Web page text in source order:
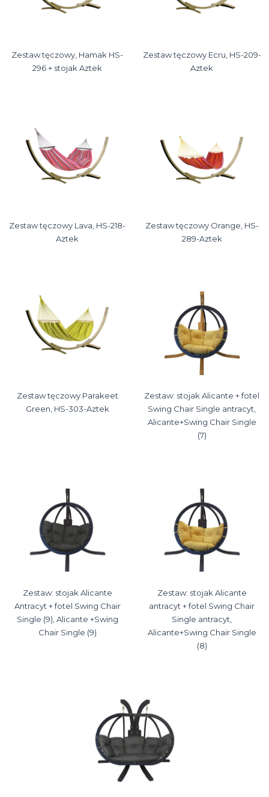
Zestaw tęczowy, Hamak HS-
296 + stojak Aztek
Zestaw tęczowy Ecru, HS-209-
Aztek
Zestaw tęczowy Lava, HS-218-
Aztek
Zestaw tęczowy Orange, HS-
289-Aztek
Zestaw tęczowy Parakeet
Green, HS-303-Aztek
Zestaw: stojak Alicante + fotel
Swing Chair Single antracyt,
Alicante+Swing Chair Single
(7)
Zestaw: stojak Alicante
Antracyt + fotel Swing Chair
Single (9), Alicante +Swing
Chair Single (9)
Zestaw: stojak Alicante
antracyt + fotel Swing Chair
Single antracyt,
Alicante+Swing Chair Single
(8)